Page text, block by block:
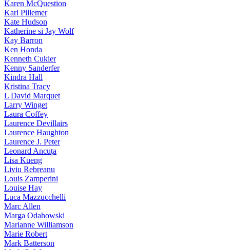
Karen McQuestion
Karl Pillemer
Kate Hudson
Katherine si Jay Wolf
Kay Barron
Ken Honda
Kenneth Cukier
Kenny Sanderfer
Kindra Hall
Kristina Tracy
L David Marquet
Larry Winget
Laura Coffey
Laurence Devillairs
Laurence Haughton
Laurence J. Peter
Leonard Ancuța
Lisa Kueng
Liviu Rebreanu
Louis Zamperini
Louise Hay
Luca Mazzucchelli
Marc Allen
Marga Odahowski
Marianne Williamson
Marie Robert
Mark Batterson